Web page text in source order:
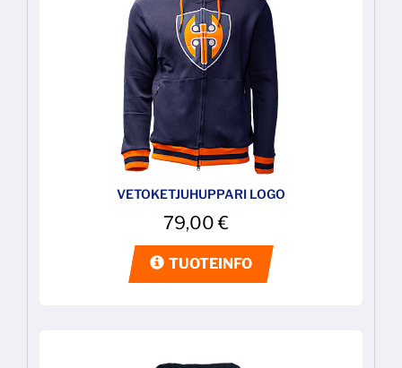
VETOKETJUHUPPARI LOGO
79,00€
TUOTEINFO